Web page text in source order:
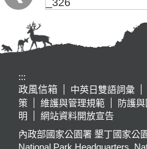
:::
政風信箱
中英日雙語詞彙
策
維護與管理規範 防護
明
網站資料開放宣告
內政部國家公園署 墾丁國家公
National Park Headquarters,